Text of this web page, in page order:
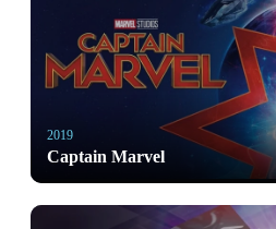
2019
Captain Marvel